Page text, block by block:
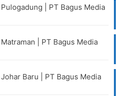
| PT Bagus Media
| PT Bagus Media
Baru | PT Bagus Media